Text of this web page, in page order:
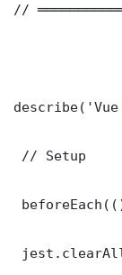
//
// Setup